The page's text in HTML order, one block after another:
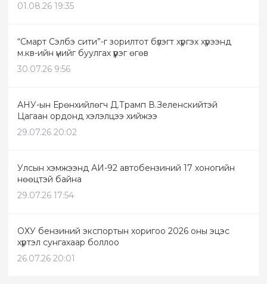
01.08.26 19:35
“Смарт Сэлбэ сити”-г зорилтот бүлэгт хүргэх хүрээнд
м.кв-ийн үнийг буулгах үүрэг өгөв
30.07.26 9:56
АНУ-ын Ерөнхийлөгч Д.Трамп В.Зеленскийтэй
Цагаан ордонд хэлэлцээ хийжээ
29.07.26 20:02
Улсын хэмжээнд АИ-92 автобензиний 17 хоногийн
нөөцтэй байна
29.07.26 17:54
ОХУ бензиний экспортын хоригоо 2026 оны эцэс
хүртэл сунгахаар боллоо
26.07.26 20:01